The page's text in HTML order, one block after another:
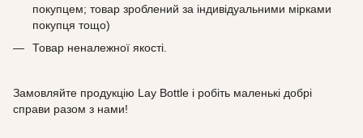
покупцем; товар зроблений за індивідуальними мірками
покупця тощо)
Товар неналежної якості.
Замовляйте продукцію Lay Bottle і робіть маленькі добрі
справи разом з нами!